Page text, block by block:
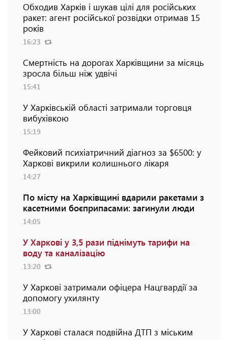
Обходив Харків і шукав цілі для російських
ракет: агент російської розвідки отримав 15
років
16:23
Смертність на дорогах Харківщини за місяць
зросла більш ніж удвічі
15:41
У Харківській області затримали торговця
вибухівкою
15:19
Фейковий психіатричний діагноз за $6500: у
Харкові викрили колишнього лікаря
14:27
По місту на Харківщині вдарили ракетами з
касетними боєприпасами: загинули люди
14:05
У Харкові у 3,5 рази піднімуть тарифи на
воду та каналізацію
13:20
У Харкові затримали офіцера Нацгвардії за
допомогу ухилянту
13:00
У Харкові сталася подвійна ДТП з міським